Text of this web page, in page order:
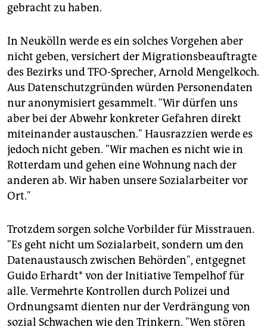
gebracht zu haben.
In Neukölln werde es ein solches Vorgehen aber
nicht geben, versichert der Migrationsbeauftragte
des Bezirks und TFO-Sprecher, Arnold Mengelkoch.
Aus Datenschutzgründen würden Personendaten
nur anonymisiert gesammelt. "Wir dürfen uns
aber bei der Abwehr konkreter Gefahren direkt
miteinander austauschen." Hausrazzien werde es
jedoch nicht geben. "Wir machen es nicht wie in
Rotterdam und gehen eine Wohnung nach der
anderen ab. Wir haben unsere Sozialarbeiter vor
Ort."
Trotzdem sorgen solche Vorbilder für Misstrauen.
"Es geht nicht um Sozialarbeit, sondern um den
Datenaustausch zwischen Behörden", entgegnet
Guido Erhardt* von der Initiative Tempelhof für
alle. Vermehrte Kontrollen durch Polizei und
Ordnungsamt dienten nur der Verdrängung von
sozial Schwachen wie den Trinkern. "Wen stören